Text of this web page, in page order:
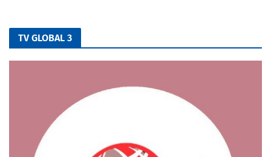
TV GLOBAL 3